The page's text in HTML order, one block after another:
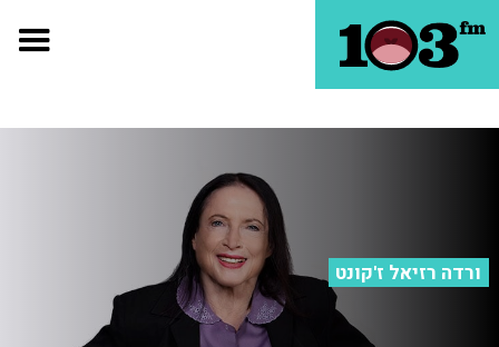
ורדה רזיאל ז'קונט